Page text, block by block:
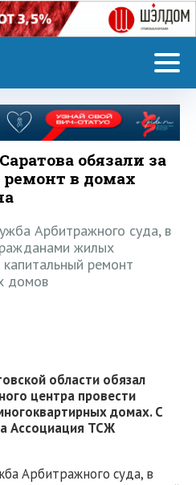
обязали за
ремонт в домах
Арбитражного суда, в
жилых
ремонт
домов
области обязал
центра провести
домах. С
Ассоциация ТСЖ
Арбитражного суда, в